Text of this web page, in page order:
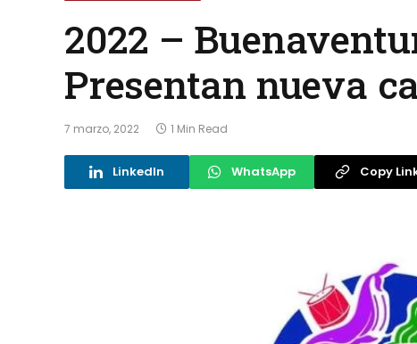
2022 –
Presentan nueva
7 marzo, 2022 1 Min Read
LinkedIn WhatsApp Copy